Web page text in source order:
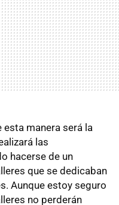
esta manera será la
las
hacerse de un
que se dedicaban
Aunque estoy seguro
no perderán